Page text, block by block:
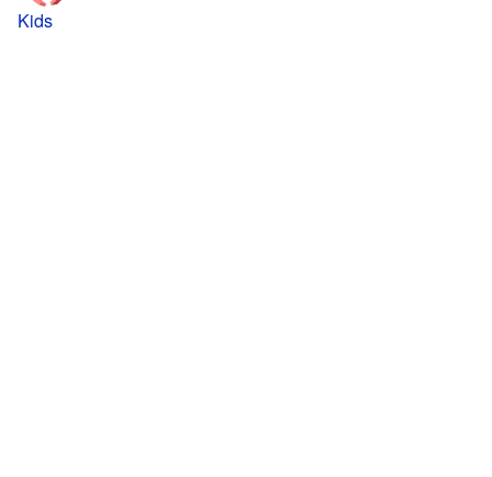
Kids